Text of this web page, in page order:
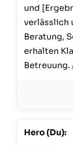
und
verlässlich
Beratung,
erhalten
Betreuung.
Hero (Du):